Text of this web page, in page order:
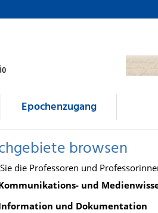
Epochenzugang
browsen
die Professoren und
und
und Dokumentation